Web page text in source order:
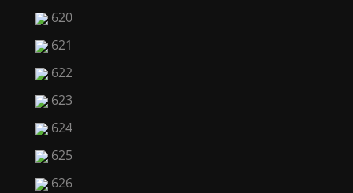
620
621
622
623
624
625
626